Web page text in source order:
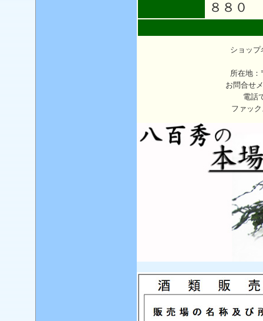
８８０
ショッ
所在地
お問合せ
電話
ファッ